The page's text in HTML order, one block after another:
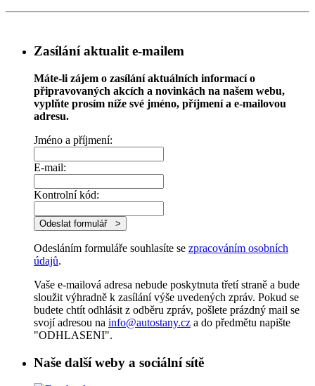
Zasílání aktualit e-mailem
Máte-li zájem o zasílání aktuálních informací o
připravovaných akcích a novinkách na našem webu,
vyplňte prosím níže své jméno, příjmení a e-mailovou
adresu.
Jméno a příjmení:
E-mail:
Kontrolní kód:
Odesláním formuláře souhlasíte se zpracováním osobních
údajů.
Vaše e-mailová adresa nebude poskytnuta třetí straně a bude
sloužit výhradně k zasílání výše uvedených zpráv. Pokud se
budete chtít odhlásit z odběru zpráv, pošlete prázdný mail se
svojí adresou na info@autostany.cz a do předmětu napište
"ODHLASENI".
Naše další weby a sociální sítě